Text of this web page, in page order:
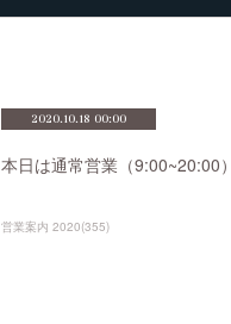
2020.10.18 00:00
本日は通常営業（9:00~20:00
営業案内 2020(355)